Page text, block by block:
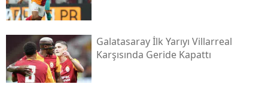
Galatasaray İlk Yarıyı Villarreal
Karşısında Geride Kapattı